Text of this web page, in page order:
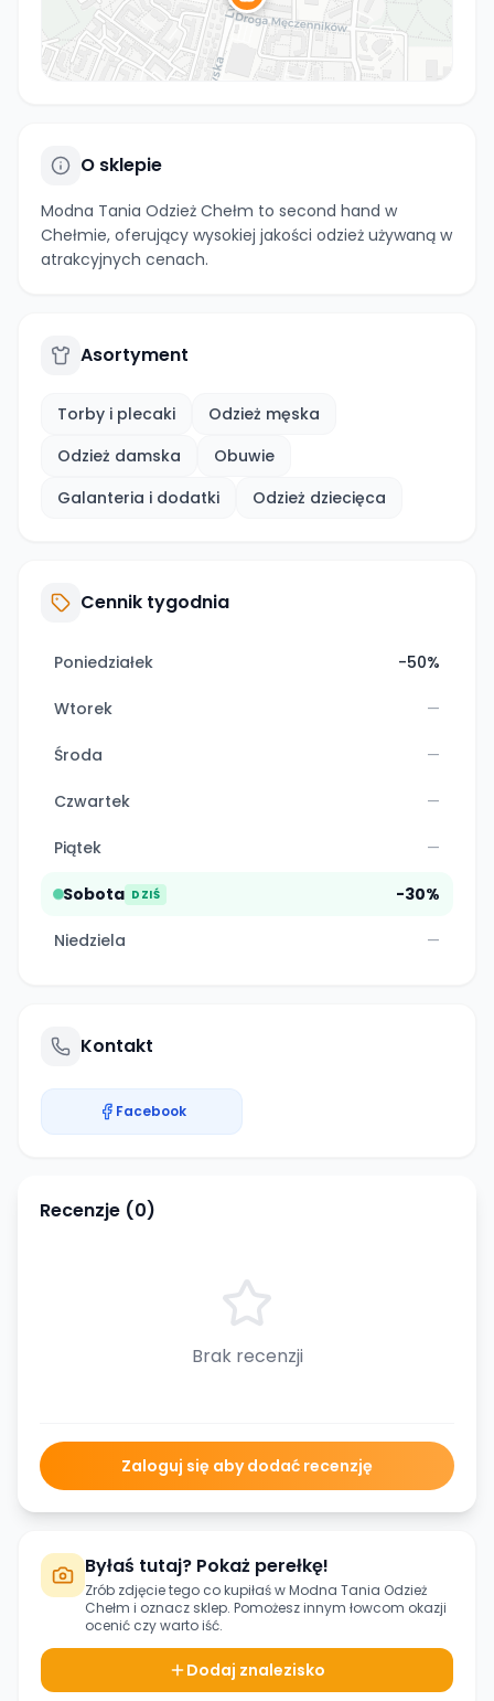
O sklepie
Modna Tania Odzież Chełm to second hand w
Chełmie, oferujący wysokiej jakości odzież używaną w
atrakcyjnych cenach.
Asortyment
Torby i plecaki
Odzież męska
Odzież damska
Obuwie
Galanteria i dodatki
Odzież dziecięca
Cennik tygodnia
Poniedziałek -50%
Wtorek —
Środa —
Czwartek —
Piątek —
Sobota DZIŚ -30%
Niedziela —
Kontakt
Facebook
Recenzje (0)
Brak recenzji
Zaloguj się aby dodać recenzję
Byłaś tutaj? Pokaż perełkę!
Zrób zdjęcie tego co kupiłaś wModna Tania Odzież
Chełm i oznacz sklep. Pomożesz innym łowcom okazji
ocenić czy warto iść.
Dodaj znalezisko